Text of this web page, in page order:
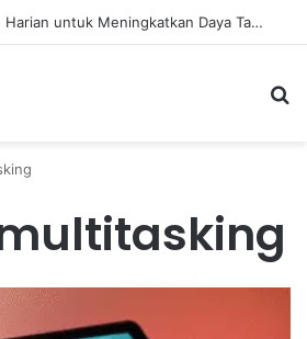
Strategi Kesehatan Harian untuk Meningkatkan Daya Tahan Tubuh dalam Beraktivitas